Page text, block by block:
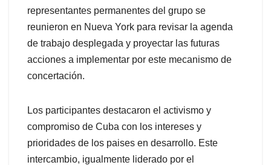
representantes permanentes del grupo se
reunieron en Nueva York para revisar la agenda
de trabajo desplegada y proyectar las futuras
acciones a implementar por este mecanismo de
concertación.
Los participantes destacaron el activismo y
compromiso de Cuba con los intereses y
prioridades de los paises en desarrollo. Este
intercambio, igualmente liderado por el